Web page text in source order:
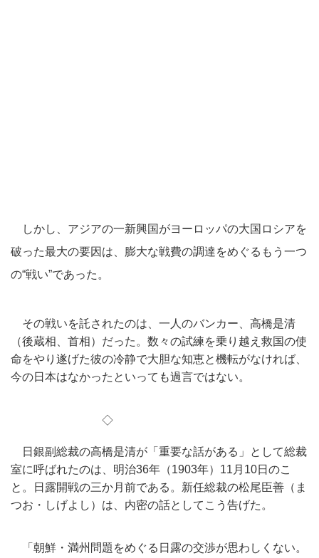
しかし、 アジアの一新興国がヨーロッパの大国ロシアを
破った最大の要因は 、膨大な戦費の調達をめぐるもう一つ
の“戦い”であった。
その戦いを託されたのは、一人のバンカー、高橋是清
（後蔵相、 首相）だった。 数々の試練を乗り越え救国の使
命をやり遂げた彼の冷静で大胆な知恵と機転がなければ、
今の日本はなかったといっても過言ではない。
◇
日銀副総裁の高橋是清が「重要な話がある」
として総裁
室に呼ばれたのは、明治36年（1903年）11月10日のこ
と。日露開戦の三か月前である。新任総裁の松尾臣善（ ま
つお・しげよし）は、内密の話としてこう告げた。
「朝鮮・満州問題をめぐる日露の交渉が思わしくない。